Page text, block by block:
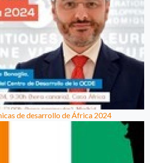
de desarrollo de África 2024